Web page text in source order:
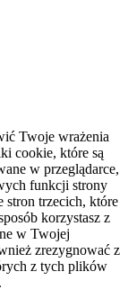
Twoje wrażenia
cookie, które są
w przeglądarce,
funkcji strony
trzecich, które
korzystasz z
w Twojej
zrezygnować z
z tych plików